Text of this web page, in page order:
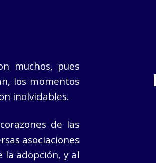
muchos, pues
los momentos
inolvidables.
de las
asociaciones
adopción, y al